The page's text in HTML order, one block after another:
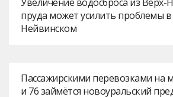
Увеличение водосброса из Верх-
пруда может усилить проблемы в
Нейвинском
Пассажирскими перевозками на
и 76 займётся новоуральский